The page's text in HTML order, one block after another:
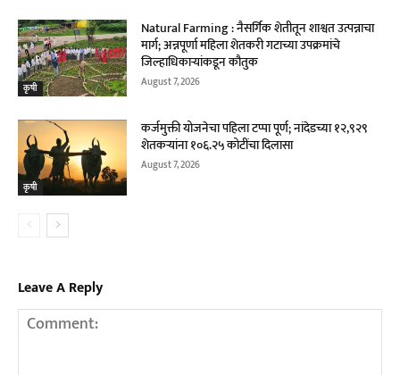
कृषी
Natural Farming : नैसर्गिक शेतीतून शाश्वत उत्पन्नाचा
मार्ग; अन्नपूर्णा महिला शेतकरी गटाच्या उपक्रमांचे
जिल्हाधिकाऱ्यांकडून कौतुक
August 7, 2026
कृषी
कर्जमुक्ती योजनेचा पहिला टप्पा पूर्ण; नांदेडच्या १२,९२९
शेतकऱ्यांना १०६.२५ कोटींचा दिलासा
August 7, 2026
Leave A Reply